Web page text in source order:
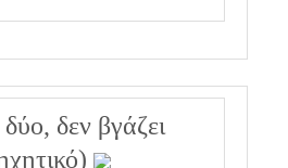
δεν βγάζει